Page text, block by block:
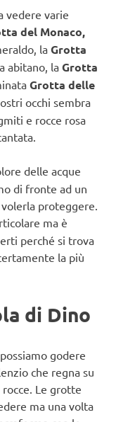
vedere varie
del Monaco,
la Grotta
abitano, la Grotta
Grotta delle
occhi sembra
e rocce rosa
delle acque
di fronte ad un
proteggere.
ma è
perché si trova
la più
di Dino
godere
che regna su
Le grotte
ma una volta